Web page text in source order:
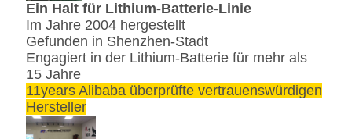
Ein Halt für Lithium-Batterie-Linie
Im Jahre 2004 hergestellt
Gefunden in Shenzhen-Stadt
Engagiert in der Lithium-Batterie für mehr als
15 Jahre
11years Alibaba überprüfte vertrauenswürdigen
Hersteller